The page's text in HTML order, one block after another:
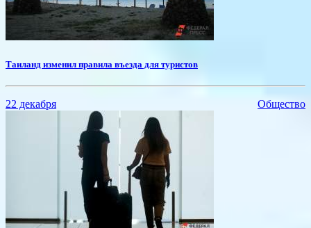
​Таиланд изменил правила въезда для туристов
22 декабря Общество